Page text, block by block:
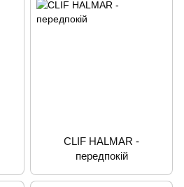
CLIF HALMAR -
передпокій